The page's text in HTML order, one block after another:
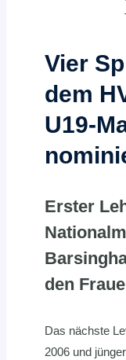
Vier
dem
U19-
Erster
den
Das nächste
2006 und